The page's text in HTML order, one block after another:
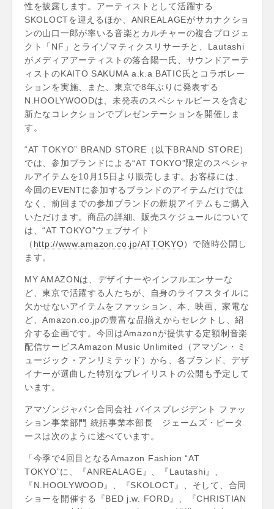
性を披露します。アーティストとして活躍する
SKOLOCTを迎えるほか、ANREALAGEがサカナクショ
ンの山口一郎が率いる音楽とカルチャーの複合プロジェ
クト「NF」とライゾマティクスリサーチと、Lautashi
がメディアアーティストの落合陽一氏、サウンドアーテ
ィストのKAITO SAKUMA a.k.a BATIC氏とコラボレー
ションを実施、また、東京で8年ぶりに発表する
N.HOOLYWOODは、未発表のスペシャルピースを含む
新たなコレクションでプレゼンテーションを開催しま
す。
“AT TOKYO” BRAND STORE（以下BRAND STORE）
では、参加ブランドによる“AT TOKYO”限定のスペシャ
ルアイテムを10月15日より販売します。お客様には、
今回のEVENTに参加するブランドのアイテムだけでは
なく、前回までの参加ブランドの新規アイテムもご購入
いただけます。商品の詳細、販売スケジュールについて
は、“AT TOKYO”ウェブサイト
（ http://www.amazon.co.jp/ATTOKYO）で随時公開し
ます。
MY AMAZONは、デザイナーやインフルエンサーな
ど、東京で活躍する人たちが、自身のライフスタイルに
欠かせないアイテムをファッション、本、映画、家電な
ど、Amazon.co.jpの豊富な品揃えからセレクトし、紹
介する企画です。今回はAmazonが提供する定額制音楽
配信サービスAmazon Music Unlimited（アマゾン・ミ
ュージック・アンリミテッド）から、各ブランド、デザ
イナーが選曲した特別なプレイリストの公開も予定して
います。
アマゾンジャパン合同会社 バイスプレジデント ファッ
ション事業部門 統括事業本部長 ジェームズ・ピータ
ースは次のように述べています。
「今季で4回目となるAmazon Fashion “AT
TOKYO”に、『ANREALAGE』、『Lautashi』、
『N.HOOLYWOOD』、『SKOLOCT』、そして、合同
ショーを開催する『BED j.w. FORD』、『CHRISTIAN